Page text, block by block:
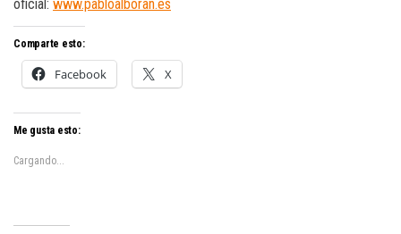
oficial: www.pabloalboran.es
Comparte esto:
Facebook X
Me gusta esto:
Cargando...